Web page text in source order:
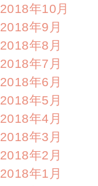
2018年10月
2018年9月
2018年8月
2018年7月
2018年6月
2018年5月
2018年4月
2018年3月
2018年2月
2018年1月